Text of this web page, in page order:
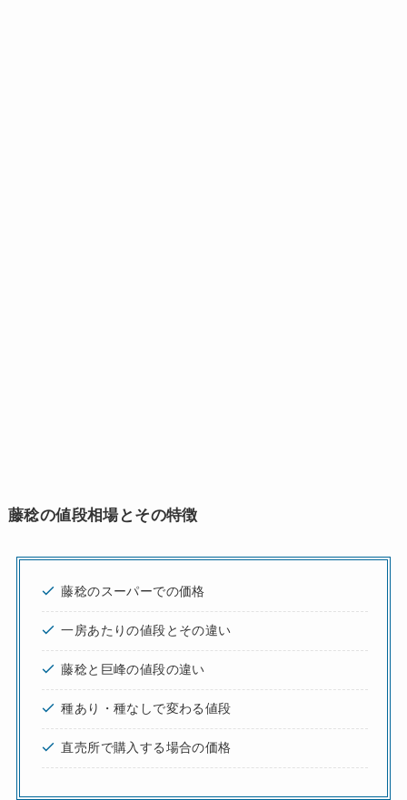
藤稔の値段相場とその特徴
藤稔のスーパーでの価格
一房あたりの値段とその違い
藤稔と巨峰の値段の違い
種あり・種なしで変わる値段
直売所で購入する場合の価格